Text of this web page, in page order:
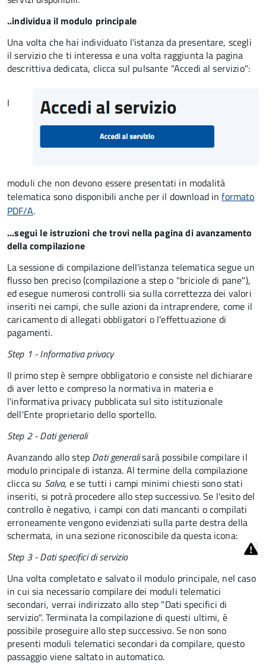
..individua il modulo principale
Una volta che hai individuato l'istanza da presentare, scegli
il servizio che ti interessa e una volta raggiunta la pagina
descrittiva dedicata, clicca sul pulsante "Accedi al servizio":
I
moduli che non devono essere presentati in modalità
telematica sono disponibili anche per il download informato
PDF/A.
...segui le istruzioni che trovi nella pagina di avanzamento
della compilazione
La sessione di compilazione dell'istanza telematica segue un
flusso ben preciso (compilazione a step o "briciole di pane"),
ed esegue numerosi controlli sia sulla correttezza dei valori
inseriti nei campi, che sulle azioni da intraprendere, come il
caricamento di allegati obbligatori o l'effettuazione di
pagamenti.
Step 1 - Informativa privacy
Il primo step è sempre obbligatorio e consiste nel dichiarare
di aver letto e compreso la normativa in materia e
l'informativa privacy pubblicata sul sito istituzionale
dell'Ente proprietario dello sportello.
Step 2 - Dati generali
Avanzando allo step Dati generalisarà possibile compilare il
modulo principale di istanza. Al termine della compilazione
clicca su Salva, e se tutti i campi minimi chiesti sono stati
inseriti, si potrà procedere allo step successivo. Se l'esito del
controllo è negativo, i campi con dati mancanti o compilati
erroneamente vengono evidenziati sulla parte destra della
schermata, in una sezione riconoscibile da questa icona:
Step 3 - Dati specifici di servizio
Una volta completato e salvato il modulo principale, nel caso
in cui sia necessario compilare dei moduli telematici
secondari, verrai indirizzato allo step "Dati specifici di
servizio". Terminata la compilazione di questi ultimi, è
possibile proseguire allo step successivo. Se non sono
presenti moduli telematici secondari da compilare, questo
passaggio viene saltato in automatico.